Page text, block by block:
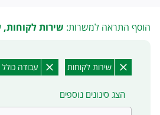
הוסף התראה למשרות: שירות לקוחות,
שירות לקוחות עבודה
הצג סינונים נוספים